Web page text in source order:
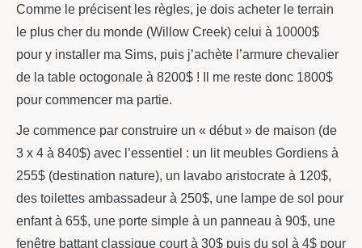
Comme le précisent les règles, je dois acheter le terrain
le plus cher du monde (Willow Creek) celui à 10000$
pour y installer ma Sims, puis j’achète l’armure chevalier
de la table octogonale à 8200$ ! Il me reste donc 1800$
pour commencer ma partie.
Je commence par construire un « début » de maison (de
3 x 4 à 840$) avec l’essentiel : un lit meubles Gordiens à
255$ (destination nature), un lavabo aristocrate à 120$,
des toilettes ambassadeur à 250$, une lampe de sol pour
enfant à 65$, une porte simple à un panneau à 90$, une
fenêtre battant classique court à 30$ puis du sol à 4$ pour